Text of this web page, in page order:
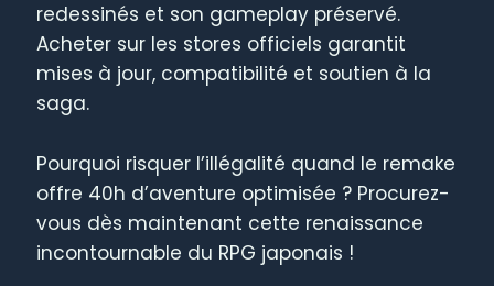
redessinés et son gameplay préservé.
Acheter sur les stores officiels garantit
mises à jour, compatibilité et soutien à la
saga.
Pourquoi risquer l’illégalité quand le remake
offre 40h d’aventure optimisée ? Procurez-
vous dès maintenant cette renaissance
incontournable du RPG japonais !